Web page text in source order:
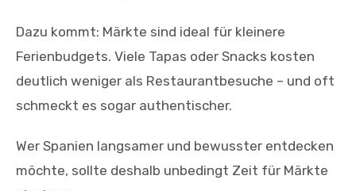
Dazu kommt: Märkte sind ideal für kleinere
Ferienbudgets. Viele Tapas oder Snacks kosten
deutlich weniger als Restaurantbesuche – und oft
schmeckt es sogar authentischer.
Wer Spanien langsamer und bewusster entdecken
möchte, sollte deshalb unbedingt Zeit für Märkte